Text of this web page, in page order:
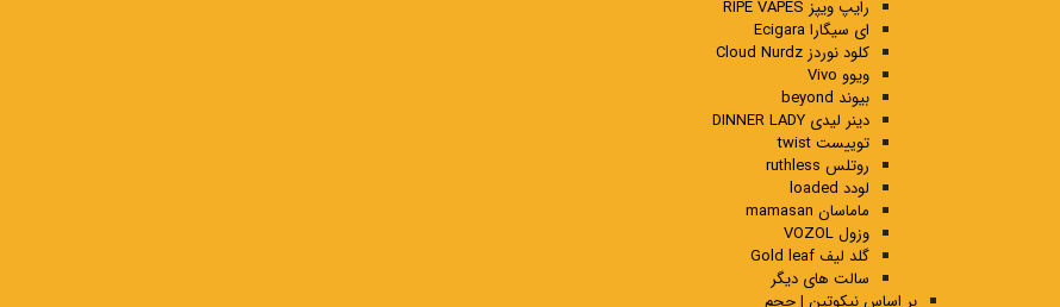
رایپ ویپز RIPE VAPES
ای سیگارا Ecigara
کلود نوردز Cloud Nurdz
ویوو Vivo
بیوند beyond
دینر لیدی DINNER LADY
توییست twist
روتلس ruthless
لودد loaded
ماماسان mamasan
وزول VOZOL
گلد لیف Gold leaf
سالت های دیگر
بر اساس نیکوتین | حجم